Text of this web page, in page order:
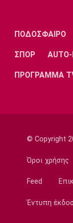
09:20
ΠΑΟΚ:
09:05
Ήττα της
Χάντμπολ
επίπεδο»
08:35
ΠΟΔΟΣΦΑΙΡΟ
ΣΠΟΡ
ΠΡΟΓΡΑΜΜΑ
© Copyright
Όροι χρήσης
Feed
Έντυπη